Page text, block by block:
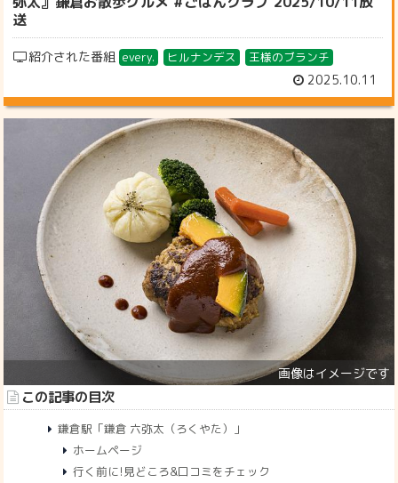
送
紹介された番組 every. ヒルナンデス 王様のブランチ
2025.10.11
この記事の目次
鎌倉駅「鎌倉 六弥太（ろくやた）」
ホームページ
行く前に!見どころ&口コミをチェック